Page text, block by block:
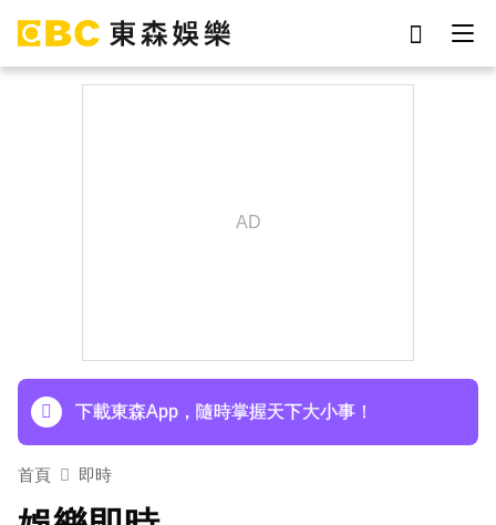
我一生摯愛
下載東森App，隨時掌握天下大小事！
70歲鋼吉他大師湯米德塔莫驟逝 妻淚喊：永遠是
首頁 即時